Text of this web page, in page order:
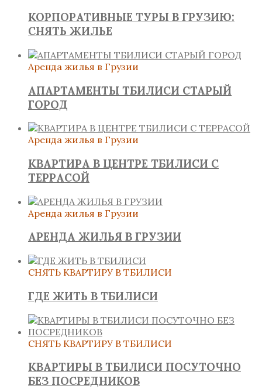
КОРПОРАТИВНЫЕ ТУРЫ В ГРУЗИЮ:
СНЯТЬ ЖИЛЬЕ
Аренда жилья в Грузии
АПАРТАМЕНТЫ ТБИЛИСИ СТАРЫЙ
ГОРОД
Аренда жилья в Грузии
КВАРТИРА В ЦЕНТРЕ ТБИЛИСИ С
ТЕРРАСОЙ
Аренда жилья в Грузии
АРЕНДА ЖИЛЬЯ В ГРУЗИИ
СНЯТЬ КВАРТИРУ В ТБИЛИСИ
ГДЕ ЖИТЬ В ТБИЛИСИ
СНЯТЬ КВАРТИРУ В ТБИЛИСИ
КВАРТИРЫ В ТБИЛИСИ ПОСУТОЧНО
БЕЗ ПОСРЕДНИКОВ